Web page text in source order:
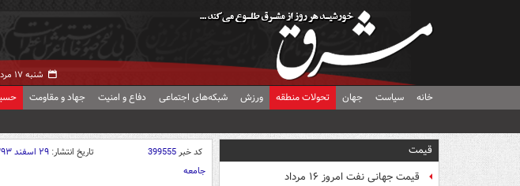
شنبه ۱۷ مرداد ۱۴۰۵ -
خانه سیاست جهان تحولات منطقه ورزش شبکه‌های اجتماعی دفاع و امنیت جهاد و مقاومت
قیمت
قیمت جهانی نفت امروز ۱۶ مرداد
کد خبر399555 تاریخ انتشار: ۲۹ اسفند ۱۳۹۳ - ۱۱:۱۷
جامعه